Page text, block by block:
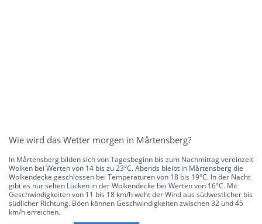
Wie wird das Wetter morgen in Mårtensberg?
In Mårtensberg bilden sich von Tagesbeginn bis zum Nachmittag vereinzelt
Wolken bei Werten von 14 bis zu 23°C. Abends bleibt in Mårtensberg die
Wolkendecke geschlossen bei Temperaturen von 18 bis 19°C. In der Nacht
gibt es nur selten Lücken in der Wolkendecke bei Werten von 16°C. Mit
Geschwindigkeiten von 11 bis 18 km/h weht der Wind aus südwestlicher bis
südlicher Richtung. Böen können Geschwindigkeiten zwischen 32 und 45
km/h erreichen.